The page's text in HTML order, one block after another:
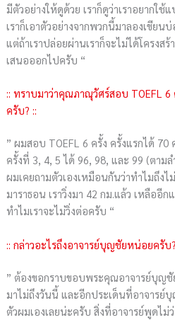
มีตัวอย่างให้ดูด้วย เราก็ดูว่าเราอยากใ
เราก็เอาตัวอย่างจากพวกนี้มาลองเขียน
แต่ถ้าเราปล่อยผ่านเราก็จะไม่ได้โครงส
เสนอออกไปครับ “
:: ทราบมาว่าคุณภาณุวัศร์สอบ TOEFL
ครับ? ::
” ผมสอบ TOEFL 6 ครั้ง ครั้งแรกได้
ครั้งที่ 3, 4, 5 ได้ 96, 98, และ 99 (ตา
ผมเคยถามตัวเองเหมือนกันว่าทำไมถึง
มาราธอน เราวิ่งมา 42 กม.แล้ว เหลืออี
ทำไมเราจะไม่วิ่งต่อครับ “
:: กล่าวอะไรถึงอาจารย์บุญชัยหน่อยครับ
” ต้องขอกราบขอบพระคุณอาจารย์บุญชั
มาไม่ถึงวันนี้ และอีกประเด็นที่อาจารย์
ตัวผมเองเลยน่ะครับ สิ่งที่อาจารย์พูดไ